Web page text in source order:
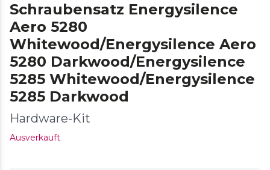
Schraubensatz Energysilence
Aero 5280
Whitewood/Energysilence Aero
5280 Darkwood/Energysilence
5285 Whitewood/Energysilence
5285 Darkwood
Hardware-Kit
Ausverkauft